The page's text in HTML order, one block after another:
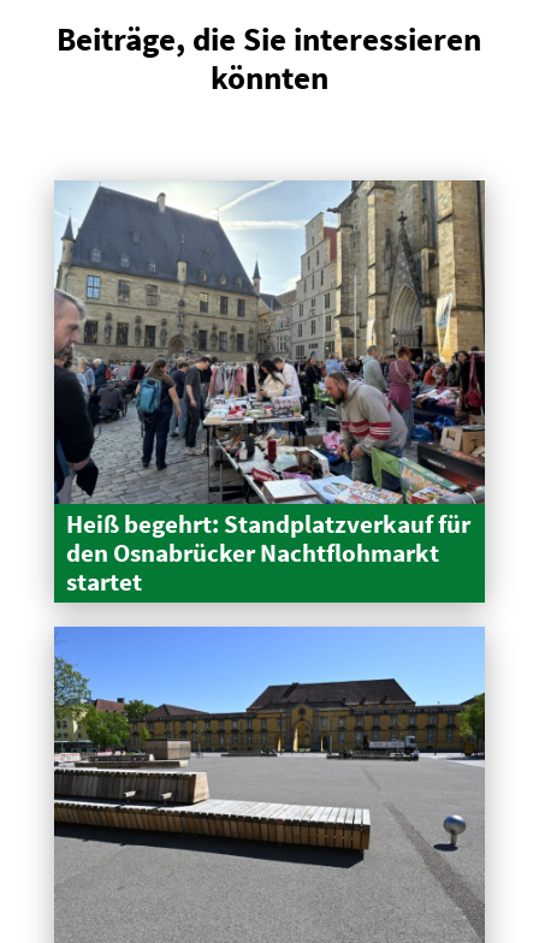
Beiträge, die Sie interessieren
könnten
Heiß begehrt: Stand­platz­verkauf für
den Osnabrücker Nacht­floh­markt
startet